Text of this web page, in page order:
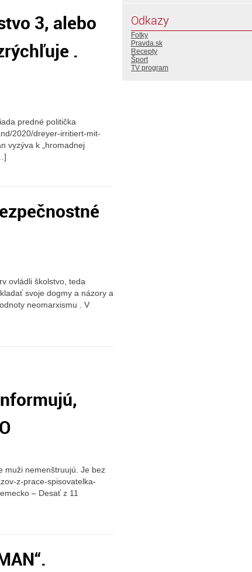
3, alebo
.
predné politička
2020/dreyer-irritiert-mit-
vyzýva k „hromadnej
ovládli školstvo, teda
svoje dogmy a názory a
neomarxismu . V
muži nemenštruujú. Je bez
z-prace-spisovatelka-
– Desať z 11
Odkazy
Fotky
Pravda.sk
Recepty
Šport
TV program